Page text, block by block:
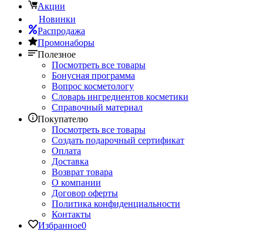
Акции
Новинки
Распродажа
Промонаборы
Полезное
Посмотреть все товары
Бонусная программа
Вопрос косметологу
Словарь ингредиентов косметики
Справочный материал
Покупателю
Посмотреть все товары
Создать подарочный сертификат
Оплата
Доставка
Возврат товара
О компании
Договор оферты
Политика конфиденциальности
Контакты
Избранное0